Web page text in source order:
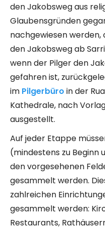
den Jakobsweg aus
Glaubensgründen
nachgewiesen werden,
den Jakobsweg ab
wenn der Pilger den
gefahren ist,
im Pilgerbüro in der
Kathedrale, nach
ausgestellt.
Auf jeder Etappe
(mindestens zu Beginn
den vorgesehenen
gesammelt werden.
zahlreichen
gesammelt werden:
Restaurants,